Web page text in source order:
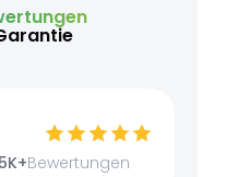
Bewertungen